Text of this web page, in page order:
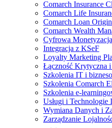
Comarch Insurance
Comarch Life
Comarch Loan
Comarch Wealth
Cyfrowa Monetyzacja
Integracja z KSeF
Loyalty Marketing
Łączność Krytyczna
Szkolenia IT i
Szkolenia Comarch
Szkolenia e-
Usługi i Technologie
Wymiana Danych i
Zarządzanie